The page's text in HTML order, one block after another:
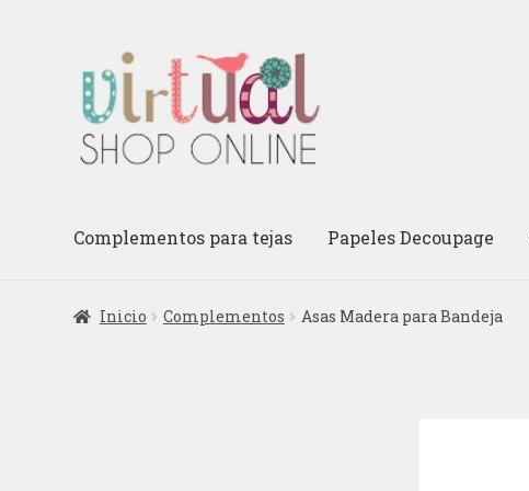
la
navegación
al
contenido
Complementos para tejas Papeles Decoupage
Inicio Complementos Asas Madera para Bandeja